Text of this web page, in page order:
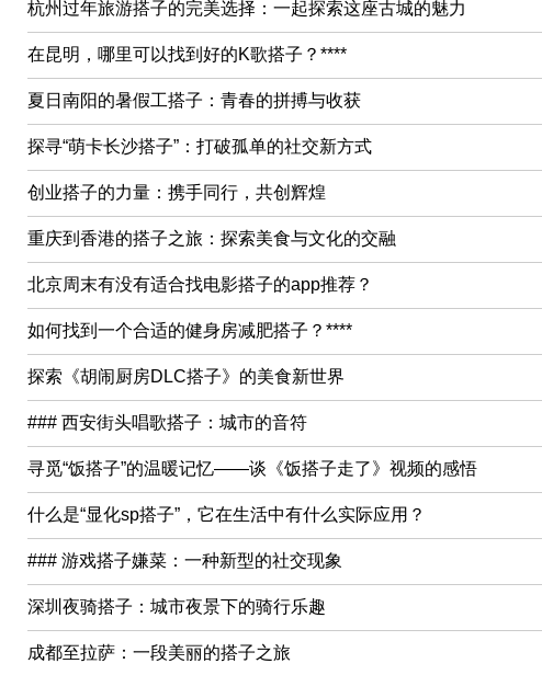
杭州过年旅游搭子的完美选择：一起探索这座古城的魅力
在昆明，哪里可以找到好的K歌搭子？****
夏日南阳的暑假工搭子：青春的拼搏与收获
探寻“萌卡长沙搭子”：打破孤单的社交新方式
创业搭子的力量：携手同行，共创辉煌
重庆到香港的搭子之旅：探索美食与文化的交融
北京周末有没有适合找电影搭子的app推荐？
如何找到一个合适的健身房减肥搭子？****
探索《胡闹厨房DLC搭子》的美食新世界
### 西安街头唱歌搭子：城市的音符
寻觅“饭搭子”的温暖记忆——谈《饭搭子走了》视频的感悟
什么是“显化sp搭子”，它在生活中有什么实际应用？
### 游戏搭子嫌菜：一种新型的社交现象
深圳夜骑搭子：城市夜景下的骑行乐趣
成都至拉萨：一段美丽的搭子之旅